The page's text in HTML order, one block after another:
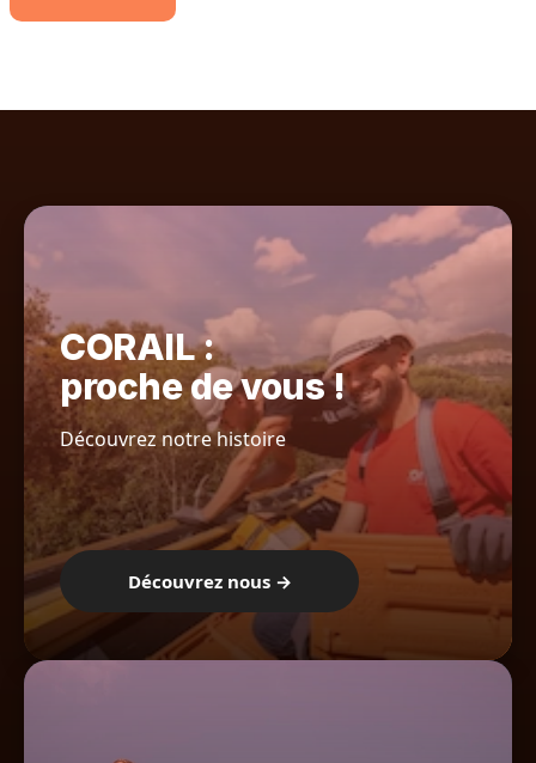
CORAIL :
proche de vous !
Découvrez notre histoire
Découvrez nous →